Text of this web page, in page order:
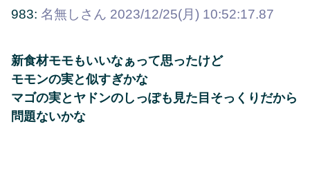
983: 名無しさん 2023/12/25(月) 10:52:17.87
新食材モモもいいなぁって思ったけど
モモンの実と似すぎかな
マゴの実とヤドンのしっぽも見た目そっくりだから
問題ないかな